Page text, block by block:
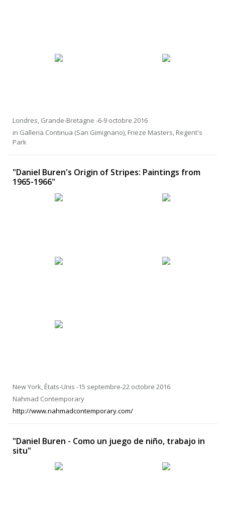
Londres, Grande-Bretagne -6-9 octobre 2016
in Galleria Continua (San Gimignano), Frieze Masters, Regent's
Park
"Daniel Buren's Origin of Stripes: Paintings from
1965-1966"
New York, États-Unis -15 septembre-22 octobre 2016
Nahmad Contemporary
http://www.nahmadcontemporary.com/
"Daniel Buren - Como un juego de niño, trabajo in
situ"